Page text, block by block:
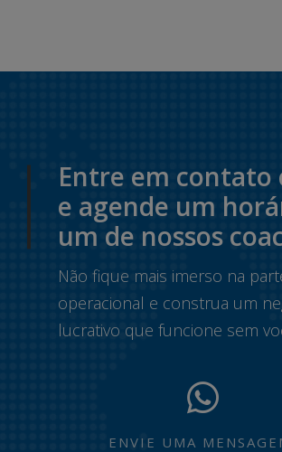
Entre em contato
e agende um
um de nossos
Não fique mais imerso na
operacional e construa um
lucrativo que funcione sem
ENVIE UMA